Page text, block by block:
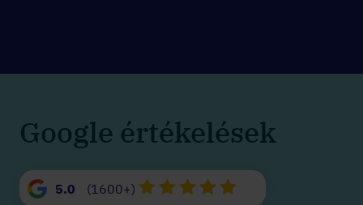
Google értékelések
5.0 (1600+)